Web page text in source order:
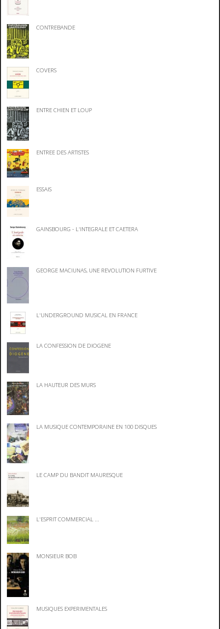
CONTREBANDE
COVERS
ENTRE CHIEN ET LOUP
ENTREE DES ARTISTES
ESSAIS
GAINSBOURG - L'INTEGRALE ET CAETERA
GEORGE MACIUNAS, UNE REVOLUTION FURTIVE
L'UNDERGROUND MUSICAL EN FRANCE
LA CONFESSION DE DIOGENE
LA HAUTEUR DES MURS
LA MUSIQUE CONTEMPORAINE EN 100 DISQUES
LE CAMP DU BANDIT MAURESQUE
L'ESPRIT COMMERCIAL ...
MONSIEUR BOB
MUSIQUES EXPERIMENTALES